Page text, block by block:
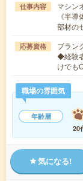
仕事内容
マシン
《半
部材の
応募資格
ブラン
◆経験
けでも
職場の雰囲気
年齢層
20
気になる!